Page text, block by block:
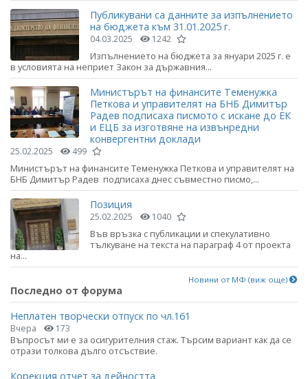
Публикувани са данните за изпълнението
на бюджета към 31.01.2025 г.
04.03.2025 1242
Изпълнението на бюджета за януари 2025 г. е
в условията на неприет Закон за държавния...
Министърът на финансите Теменужка
Петкова и управителят на БНБ Димитър
Радев подписаха писмото с искане до ЕК
и ЕЦБ за изготвяне на извънредни
конвергентни доклади
25.02.2025 499
Министърът на финансите Теменужка Петкова и управителят на
БНБ Димитър Радев подписаха днес съвместно писмо,...
Позиция
25.02.2025 1040
Във връзка с публикации и спекулативно
тълкуване на текста на параграф 4 от проекта
на...
Новини от МФ (виж още)
Последно от форума
Неплатен творчески отпуск по чл.161
Вчера 173
Въпросът ми е за осигурителния стаж. Търсим вариант как да се
отрази толкова дълго отсъствие.
Корекция отчет за дейността